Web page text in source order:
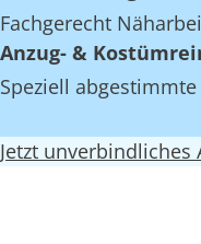
Fachgerecht
Anzug- &
Speziell
Jetzt